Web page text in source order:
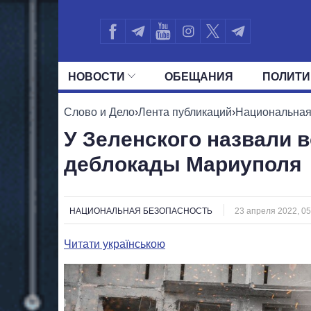
НОВОСТИ ОБЕЩАНИЯ
ВСЕ ПОЛИТИКИ ПРЕЗИДЕНТ И
Слово и Дело›Лента публикаций›
У Зеленского назвали
деблокады Мариуполя
НАЦИОНАЛЬНАЯ БЕЗОПАСНОСТЬ 23 апреля 2022,
Читати українською